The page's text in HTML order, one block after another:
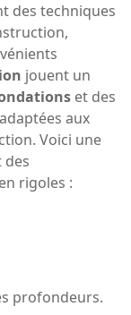
des techniques
jouent un
et des
aux
Voici une
des
rigoles :
profondeurs.